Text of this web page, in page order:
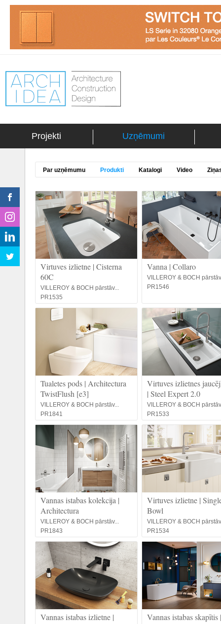
Projekti Uzņēmumi
Par uzņēmumu Produkti Katalogi Video
Virtuves izlietne | Cisterna
60C
VILLEROY & BOCH pārstāv...
PR1535
Vanna | Collaro
VILLEROY & BOCH
PR1546
Tualetes pods | Architectura
TwistFlush [e3]
VILLEROY & BOCH pārstāv...
PR1841
Virtuves izlietnes
| Steel Expert 2.0
VILLEROY & BOCH
PR1533
Vannas istabas kolekcija |
Architectura
VILLEROY & BOCH pārstāv...
PR1843
Virtuves izlietne |
Bowl
VILLEROY & BOCH
PR1534
Vannas istabas izlietne |
Vannas istabas skapītis |